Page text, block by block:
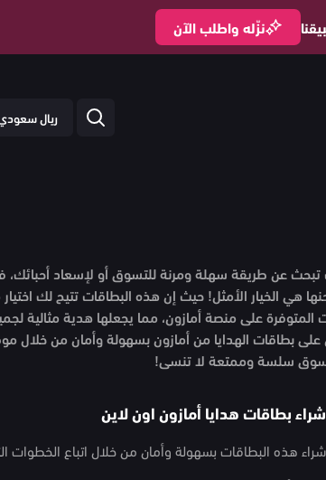
نزّله واطلب الآن
ريال
تبحث عن طريقة سهلة ومرنة للتسوق أو لإسعاد أحبائك،
هي الخيار الأمثل! حيث إن هذه البطاقات تتيح لك
المتوفرة على منصة أمازون، مما يجعلها هدية مثالية
على بطاقات الهدايا من أمازون بسهولة وأمان من خلال
سلسة وممتعة لا تنسى!
بطاقات هدايا أمازون اون لاين
هذه البطاقات بسهولة وأمان من خلال اتباع الخطوات